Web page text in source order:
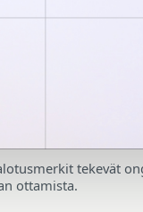
tekevät
ottamista.